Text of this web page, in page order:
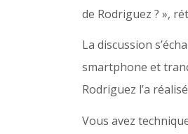
de Rodriguez ? »,
La discussion
smartphone et
Rodriguez l’a
Vous avez